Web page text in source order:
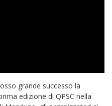
grande successo la
edizione di QPSC nella